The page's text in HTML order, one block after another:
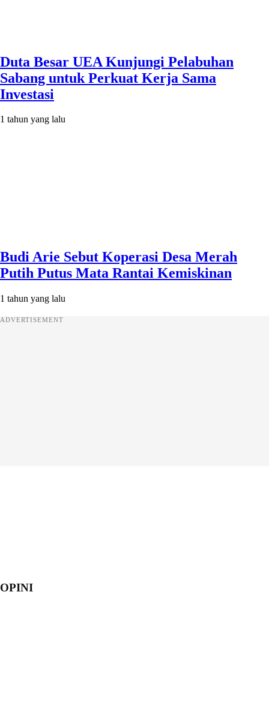
Duta Besar UEA Kunjungi Pelabuhan
Sabang untuk Perkuat Kerja Sama
Investasi
1 tahun yang lalu
Budi Arie Sebut Koperasi Desa Merah
Putih Putus Mata Rantai Kemiskinan
1 tahun yang lalu
ADVERTISEMENT
OPINI